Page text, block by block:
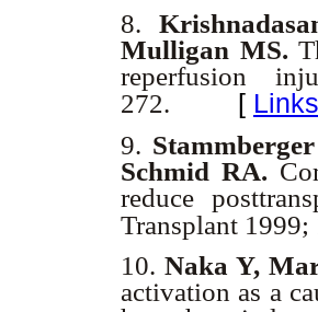
8.
Mulligan MS.
reperfusion
272.
[ Links
9.
Schmid RA.
reduce
Transplant
10. Naka Y,
activation as a